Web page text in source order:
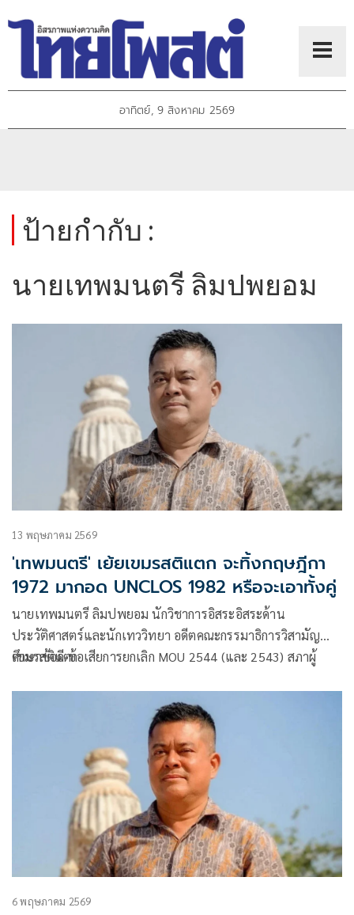
อาทิตย์, 9 สิงหาคม 2569
ป้ายกำกับ :
นายเทพมนตรี ลิมปพยอม
13 พฤษภาคม 2569
'เทพมนตรี' เย้ยเขมรสติแตก จะทิ้งกฤษฎีกา
1972 มากอด UNCLOS 1982 หรือจะเอาทั้งคู่
นายเทพมนตรี ลิมปพยอม นักวิชาการอิสระอิสระด้าน
ประวัติศาสตร์และนักเทววิทยา อดีตคณะกรรมาธิการวิสามัญ
ศึกษาข้อดี-ข้อเสียการยกเลิก MOU 2544 (และ 2543) สภาผู้
เขมรสติแตก
6 พฤษภาคม 2569